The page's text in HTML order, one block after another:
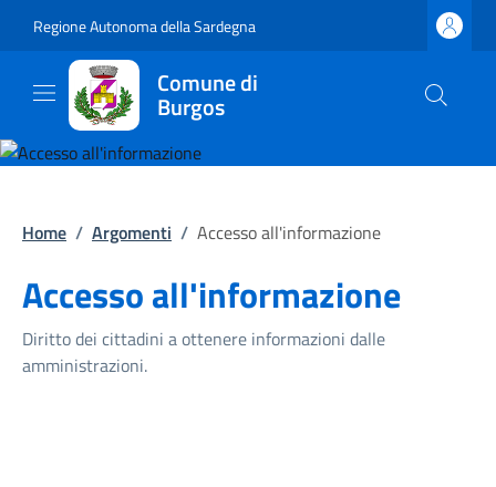
Regione Autonoma della Sardegna
Comune di
Burgos
Home / Argomenti / Accesso all'informazione
Accesso all'informazione
Diritto dei cittadini a ottenere informazioni dalle
amministrazioni.